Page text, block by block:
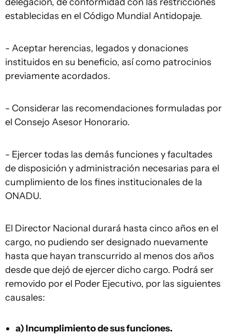
establecidas en el Código Mundial Antidopaje.
- Aceptar herencias, legados y donaciones
instituidos en su beneficio, así como patrocinios
previamente acordados.
- Considerar las recomendaciones formuladas por
el Consejo Asesor Honorario.
- Ejercer todas las demás funciones y facultades
de disposición y administración necesarias para el
cumplimiento de los fines institucionales de la
ONADU.
El Director Nacional durará hasta cinco años en el
cargo, no pudiendo ser designado nuevamente
hasta que hayan transcurrido al menos dos años
desde que dejó de ejercer dicho cargo. Podrá ser
removido por el Poder Ejecutivo, por las siguientes
causales:
a) Incumplimiento de sus funciones.